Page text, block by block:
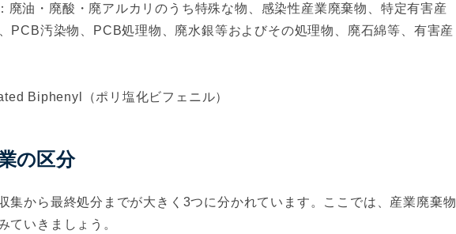
廃油・廃酸・廃アルカリのうち特殊な物、感染性産業廃棄物、特定有害産
PCB汚染物、PCB処理物、廃水銀等およびその処理物、廃石綿等、有害産
Biphenyl（ポリ塩化ビフェニル）
の区分
集から最終処分までが大きく3つに分かれています。ここでは、産業廃棄物
ていきましょう。